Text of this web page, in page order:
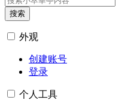
搜索
外观
创建账号
登录
个人工具